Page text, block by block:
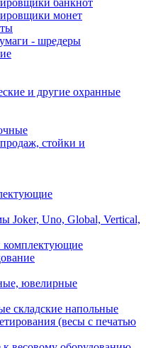
банкнот
монет
- шредеры
и другие охранные
стойки и
Joker, Uno, Global, Vertical,
комплектующие
ювелирные
складские напольные
(весы с печатью